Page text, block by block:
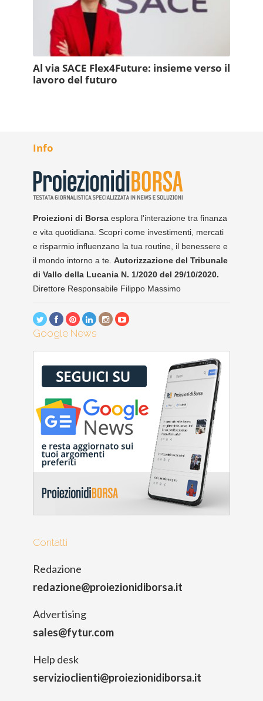
Al via SACE Flex4Future: insieme verso il
lavoro del futuro
Info
Proiezioni di Borsa esplora l'interazione tra finanza
e vita quotidiana. Scopri come investimenti, mercati
e risparmio influenzano la tua routine, il benessere e
il mondo intorno a te. Autorizzazione del Tribunale
di Vallo della Lucania N. 1/2020 del 29/10/2020.
Direttore Responsabile Filippo Massimo
Google News
Contatti
Redazione
redazione@proiezionidiborsa.it
Advertising
sales@fytur.com
Help desk
servizioclienti@proiezionidiborsa.it